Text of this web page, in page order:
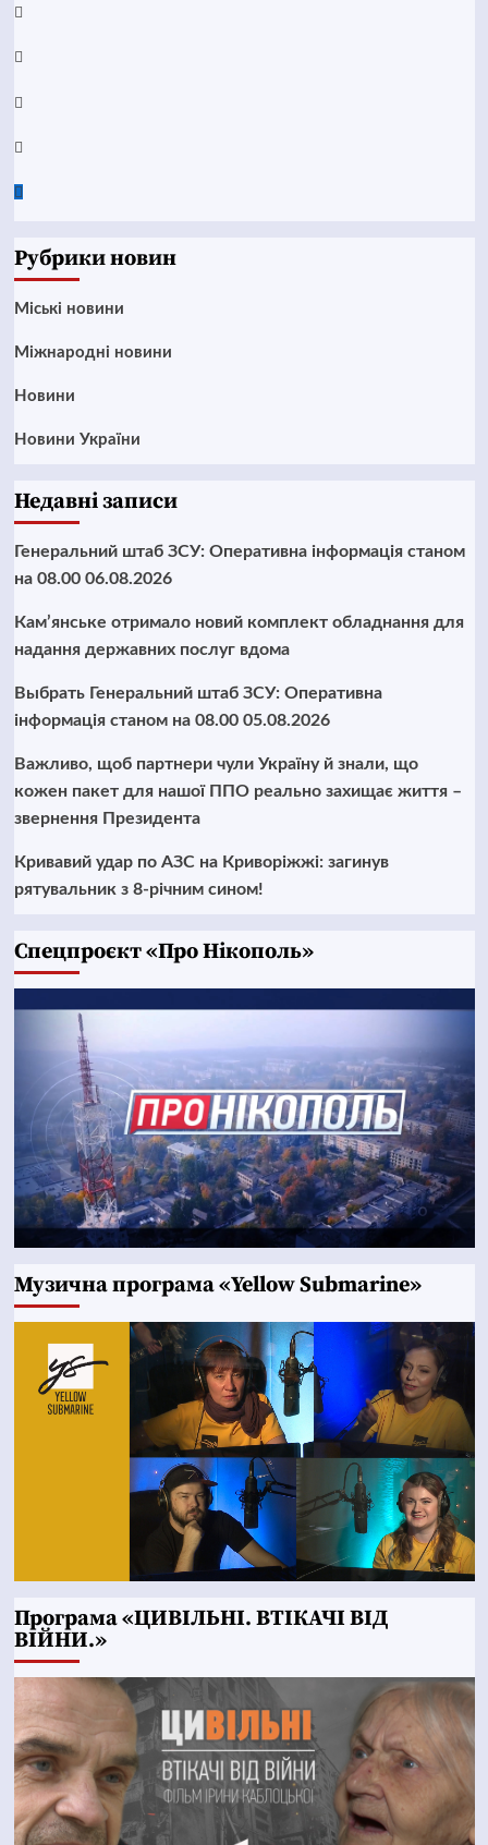
YouTube
Telegram
Instagram
Twitter
Google
Рубрики новин
Mіські новини
Міжнародні новини
Новини
Новини України
Недавні записи
Генеральний штаб ЗСУ: Оперативна інформація станом
на 08.00 06.08.2026
Кам’янське отримало новий комплект обладнання для
надання державних послуг вдома
Выбрать Генеральний штаб ЗСУ: Оперативна
інформація станом на 08.00 05.08.2026
Важливо, щоб партнери чули Україну й знали, що
кожен пакет для нашої ППО реально захищає життя –
звернення Президента
Кривавий удар по АЗС на Криворіжжі: загинув
рятувальник з 8-річним сином!
Cпецпроєкт «Про Нікополь»
Музична програма «Yellow Submarine»
Програма «ЦИВІЛЬНІ. ВТІКАЧІ ВІД
ВІЙНИ.»